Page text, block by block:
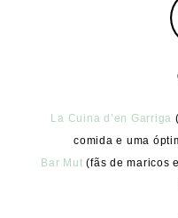
La Cuina d’en Garriga
comida e uma
Bar Mut (fãs de maricos